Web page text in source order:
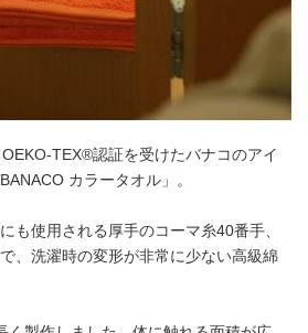
TEX®認証を受けたバナコのアイ
カラータオル」。
も使用される厚手のコーマ糸40番手、
、洗濯時の変形が非常に少ない高級綿